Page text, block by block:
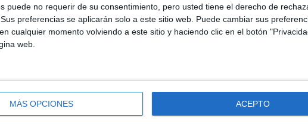
puede no requerir de su consentimiento, pero usted tiene el derecho de
preferencias se aplicarán solo a este sitio web. Puede cambiar sus
cualquier momento volviendo a este sitio y haciendo clic en el botón
web.
MÁS OPCIONES ACEPTO
de Fútbol de Ceuta
a partir de las 19 horas y donde los equipos, con sus
cierre a la temporada 21-22.